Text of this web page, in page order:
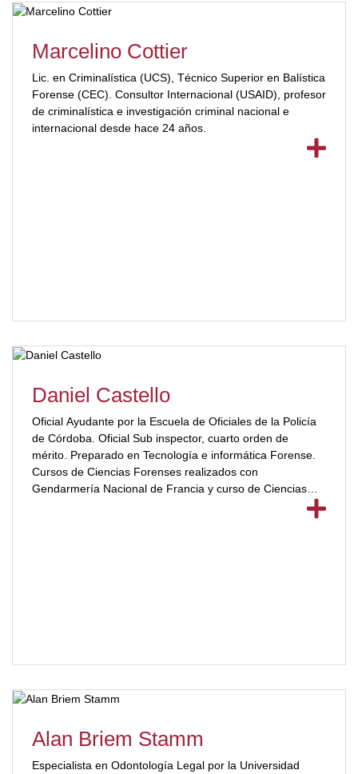
Marcelino Cottier
Lic. en Criminalística (UCS), Técnico Superior en Balística
Forense (CEC). Consultor Internacional (USAID), profesor
de criminalística e investigación criminal nacional e
internacional desde hace 24 años.
Daniel Castello
Oficial Ayudante por la Escuela de Oficiales de la Policía
de Córdoba. Oficial Sub inspector, cuarto orden de
mérito. Preparado en Tecnología e informática Forense.
Cursos de Ciencias Forenses realizados con
Gendarmería Nacional de Francia y curso de Ciencias
Forenses con[ubp_show_more color="#a2332a"] técnicos
Alan Briem Stamm
Especialista en Odontología Legal por la Universidad